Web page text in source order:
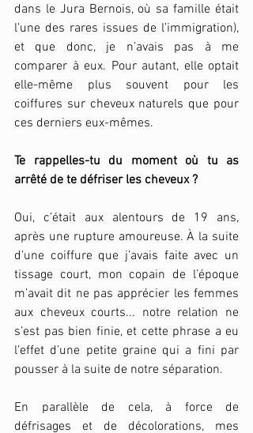
dans le Jura Bernois, où sa famille était
l’une des rares issues de l’immigration),
et que donc, je n’avais pas à me
comparer à eux. Pour autant, elle optait
elle-même plus souvent pour les
coiffures sur cheveux naturels que pour
ces derniers eux-mêmes.
Te rappelles-tu du moment où tu as
arrêté de te défriser les cheveux ?
Oui, c’était aux alentours de 19 ans,
après une rupture amoureuse. À la suite
d’une coiffure que j’avais faite avec un
tissage court, mon copain de l’époque
m’avait dit ne pas apprécier les femmes
aux cheveux courts... notre relation ne
s’est pas bien finie, et cette phrase a eu
l’effet d’une petite graine qui a fini par
pousser à la suite de notre séparation.
En parallèle de cela, à force de
défrisages et de décolorations, mes